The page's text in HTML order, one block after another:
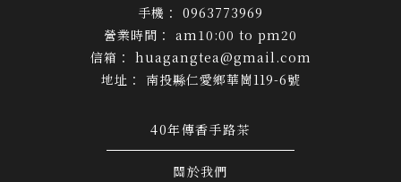
0963773969
am10:00 to pm20
huagangtea@gmail.com
南投縣仁愛鄉華崗119-6號
40年傳香手路茶
關於我們